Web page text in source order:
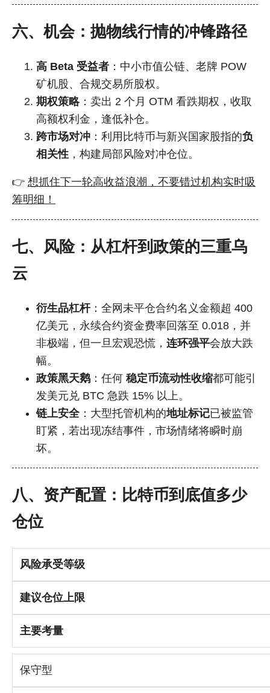
六、机会：抛物线行情的冲锋路径
高 Beta 受益者 ：中小市值公链、老牌 POW
矿机股、合规交易所股权。
期权策略 ：卖出 2 个月 OTM 看跌期权，收取
高额权利金，逢低补仓。
跨市场对冲 ：利用比特币与新兴国家股指的负
相关性 ，构建局部风险对冲仓位。
👉 想抓住下一轮高收益浪潮，不要错过机构实时吸
筹明细！
七、风险：从杠杆到政策的三重乌
云
衍生品杠杆：全网未平仓合约名义金额超 400
亿美元，永续合约资金费率回落至 0.018，并
非极端，但一旦宏观恐慌， 连环强平会放大跌
幅。
政策黑天鹅 ：任何 稳定币流动性收缩都可能引
发美元兑 BTC 急跌 15% 以上。
链上安全：大型托管机构的地址标记已被监管
盯紧，若出现冻结事件，市场情绪将瞬时崩
坏。
八、资产配置：比特币到底值多少
仓位
风险承受等级
建议仓位上限
主要考量
保守型